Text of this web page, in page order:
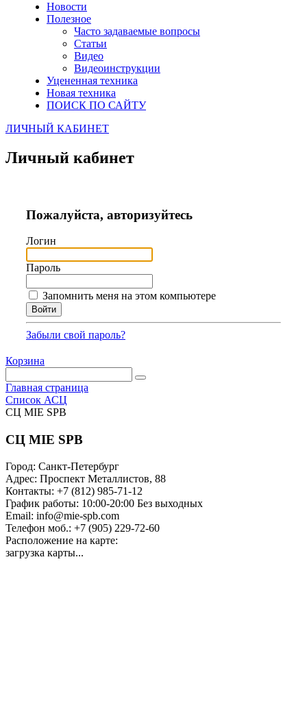
Новости
Полезное
Часто задаваемые вопросы
Статьи
Видео
Видеоинструкции
Уцененная техника
Новая техника
ПОИСК ПО САЙТУ
ЛИЧНЫЙ КАБИНЕТ
Личный кабинет
Пожалуйста, авторизуйтесь
Логин
Пароль
Запомнить меня на этом компьютере
Забыли свой пароль?
Корзина
Главная страница
Список АСЦ
СЦ MIE SPB
СЦ MIE SPB
Город: Санкт-Петербург
Адрес: Проспект Металлистов, 88
Контакты: +7 (812) 985-71-12
График работы: 10:00-20:00 Без выходных
Email: info@mie-spb.com
Телефон моб.: +7 (905) 229-72-60
Расположение на карте:
загрузка карты...